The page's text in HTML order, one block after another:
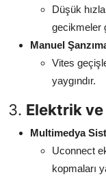
Düşük
gecikmeler
Manuel
Vites
yaygındır.
3. Elektrik
Multimedya
Uconnect
kopmaları